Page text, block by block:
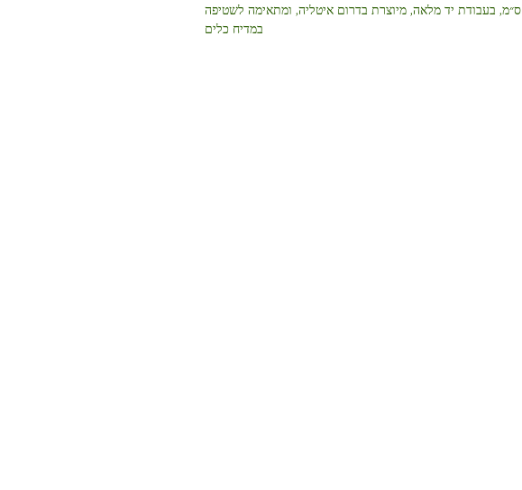
צלחת עיקרית בקוטר 26 ס״מ, בעבודת יד מלאה, מיוצרת בדרום איטליה, ומתאימה לשטיפה
במדיח כלים